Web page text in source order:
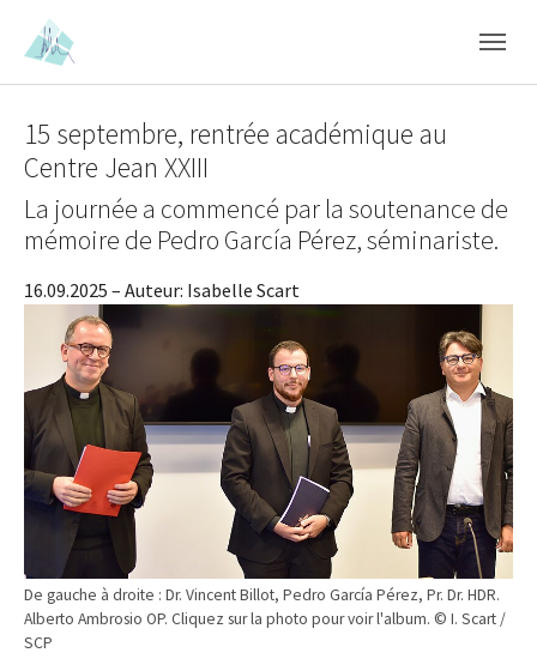
Skip to main content
Skip to page footer
De gauche à droite : Dr. Vincent Billot, Pedro García Pérez, Pr. Dr. HDR.
Alberto Ambrosio OP. Cliquez sur la photo pour voir l'album. © I. Scart /
SCP
15 septembre, rentrée académique au
Centre Jean XXIII
La journée a commencé par la soutenance de
mémoire de Pedro García Pérez, séminariste.
16.09.2025 – Auteur: Isabelle Scart